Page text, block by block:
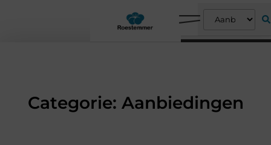
Categorie: Aanbiedingen